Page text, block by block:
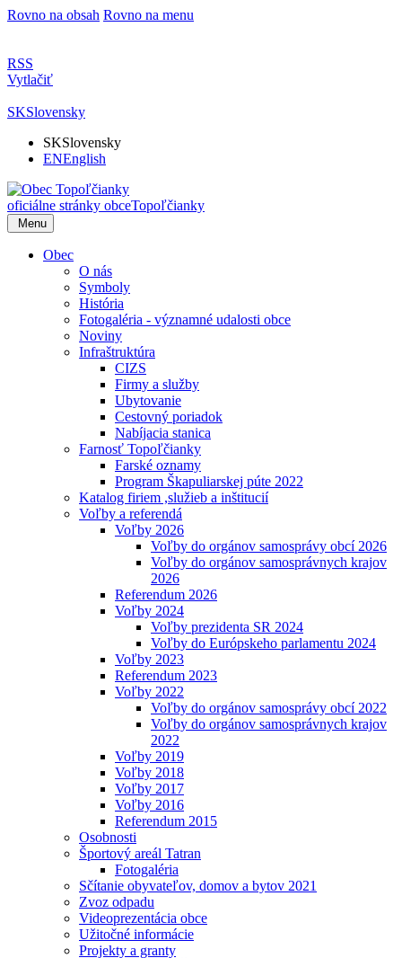
Rovno na obsah Rovno na menu
RSS
Vytlačiť
SKSlovensky
SKSlovensky
ENEnglish
oficiálne stránky obceTopoľčianky
Menu
Obec
O nás
Symboly
História
Fotogaléria - významné udalosti obce
Noviny
Infraštruktúra
CIZS
Firmy a služby
Ubytovanie
Cestovný poriadok
Nabíjacia stanica
Farnosť Topoľčianky
Farské oznamy
Program Škapuliarskej púte 2022
Katalog firiem ,služieb a inštitucií
Voľby a referendá
Voľby 2026
Voľby do orgánov samosprávy obcí 2026
Voľby do orgánov samosprávnych krajov
2026
Referendum 2026
Voľby 2024
Voľby prezidenta SR 2024
Voľby do Európskeho parlamentu 2024
Voľby 2023
Referendum 2023
Voľby 2022
Voľby do orgánov samosprávy obcí 2022
Voľby do orgánov samosprávnych krajov
2022
Voľby 2019
Voľby 2018
Voľby 2017
Voľby 2016
Referendum 2015
Osobnosti
Športový areál Tatran
Fotogaléria
Sčítanie obyvateľov, domov a bytov 2021
Zvoz odpadu
Videoprezentácia obce
Užitočné informácie
Projekty a granty